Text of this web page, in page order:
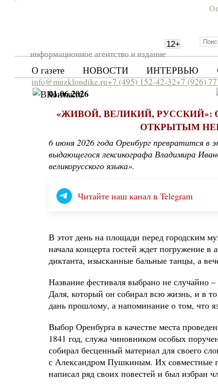
информационное агентство и издание
12+
О газете НОВОСТИ ИНТЕРВЬЮ
info@muzklondike.ru+7 (495) 152-42-32+7 (926)
01.06.2026
«ЖИВОЙ, ВЕЛИКИЙ, РУССКИЙ»:
ОТКРЫТЫМ
6 июня 2026 года Оренбург превратится в
выдающегося лексикографа Владимира
великорусского языка».
Читайте наш канал в Telegram
В этот день на площади перед городским
начала концерта гостей ждет погружение
диктанта, изысканные бальные танцы, а
Название фестиваля выбрано не случайно
Даля, который он собирал всю жизнь, и в
дань прошлому, а напоминание о том, что
Выбор Оренбурга в качестве места
1841 год, служа чиновником особых
собирал бесценный материал для своего
с Александром Пушкиным. Их совместные
написал ряд своих повестей и был избран